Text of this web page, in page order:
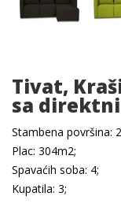
Tivat,
sa
Stambena površina:
Plac: 304m2;
Spavaćih soba: 4;
Kupatila: 3;